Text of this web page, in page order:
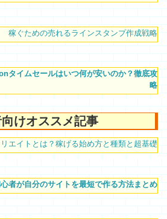
稼ぐための売れるラインスタンプ作成戦略
タイムセールはいつ何が安いのか？徹底攻
略
けオススメ記事
エイトとは？稼げる始め方と種類と超基礎
者が自分のサイトを最短で作る方法まとめ